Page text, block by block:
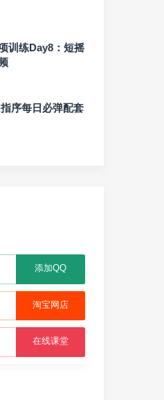
训练Day8：短摇
序每日必弹配套
添加QQ
淘宝网店
在线课堂